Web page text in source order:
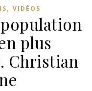
, VIDÉOS
population
plus
Christian